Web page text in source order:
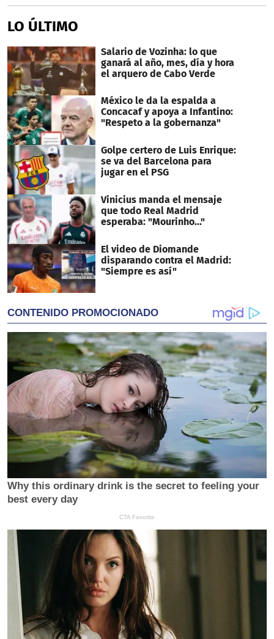
LO ÚLTIMO
Salario de Vozinha: lo que
ganará al año, mes, día y hora
el arquero de Cabo Verde
México le da la espalda a
Concacaf y apoya a Infantino:
"Respeto a la gobernanza"
Golpe certero de Luis Enrique:
se va del Barcelona para
jugar en el PSG
Vinicius manda el mensaje
que todo Real Madrid
esperaba: "Mourinho..."
El video de Diomande
disparando contra el Madrid:
"Siempre es así"